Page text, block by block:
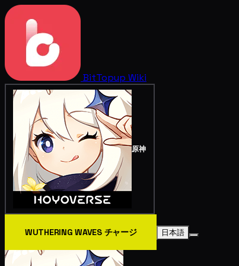
BitTopup Wiki
原神
WUTHERING WAVES チャージ 日本語